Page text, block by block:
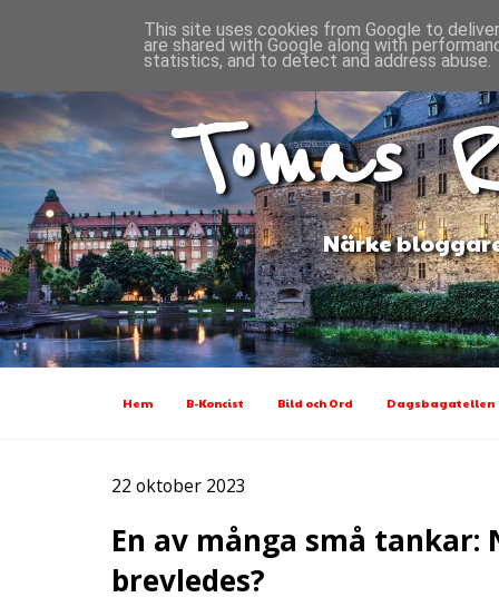
Tomas
Närke
Hem B-Koncist Bild och Ord Dagsbagatellen
22 oktober 2023
En av många små tankar:
brevledes?
This site uses cookies from Google to
are shared with Google along with
statistics, and to detect and address abuse.